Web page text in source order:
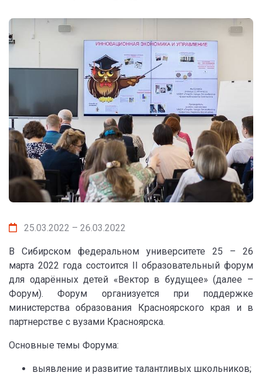
25.03.2022 – 26.03.2022
В Сибирском федеральном университете 25 – 26
марта 2022 года состоится II образовательный форум
для одарённых детей «Вектор в будущее» (далее –
Форум). Форум организуется при поддержке
министерства образования Красноярского края и в
партнерстве с вузами Красноярска.
Основные темы Форума:
выявление и развитие талантливых школьников;